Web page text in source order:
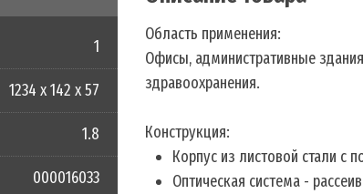
1
1234 x 142 x 57
1.8
000016033
Область применения:
Офисы, административные
здравоохранения.
Конструкция:
Корпус из листовой стали с
Оптическая система -